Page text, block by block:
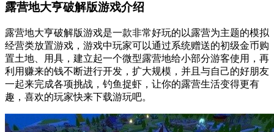
露营地大亨破解版游戏介绍
露营地大亨破解版游戏是一款非常好玩的以露营为主题的模拟
经营类放置游戏，游戏中玩家可以通过系统赠送的初级金币购
置土地、用具，建立起一个微型露营地给小部分游客使用，再
利用赚来的钱不断进行开发，扩大规模，并且与自己的好朋友
一起来完成各项挑战，钓鱼捉虾，让你的露营生活变得更有
趣，喜欢的玩家快来下载游玩吧。